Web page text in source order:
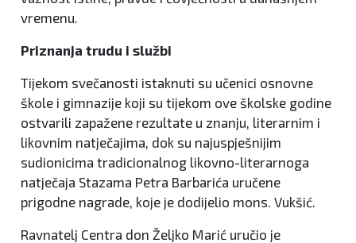
vremenu.
Priznanja trudu i službi
Tijekom svečanosti istaknuti su učenici osnovne
škole i gimnazije koji su tijekom ove školske godine
ostvarili zapažene rezultate u znanju, literarnim i
likovnim natječajima, dok su najuspješnijim
sudionicima tradicionalnog likovno-literarnoga
natječaja Stazama Petra Barbarića uručene
prigodne nagrade, koje je dodijelio mons. Vukšić.
Ravnatelj Centra don Željko Marić uručio je